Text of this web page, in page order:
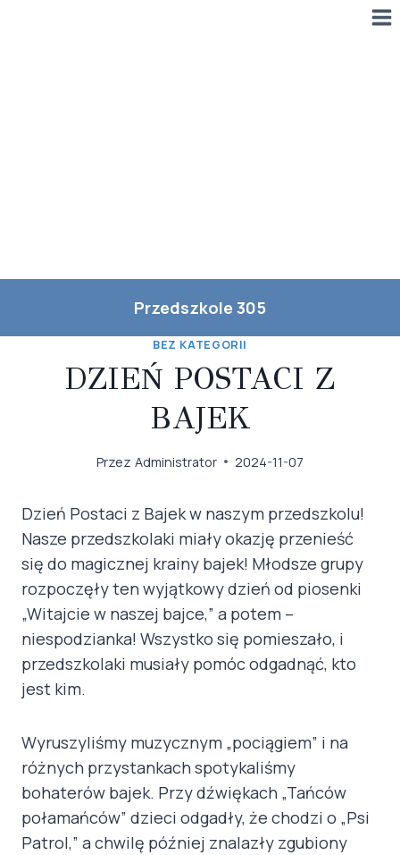
Przedszkole 305
BEZ KATEGORII
DZIEŃ POSTACI Z
BAJEK
Przez Administrator 2024-11-07
Dzień Postaci z Bajek w naszym przedszkolu!
Nasze przedszkolaki miały okazję przenieść
się do magicznej krainy bajek! Młodsze grupy
rozpoczęły ten wyjątkowy dzień od piosenki
„Witajcie w naszej bajce,” a potem –
niespodzianka! Wszystko się pomieszało, i
przedszkolaki musiały pomóc odgadnąć, kto
jest kim.
Wyruszyliśmy muzycznym „pociągiem” i na
różnych przystankach spotykaliśmy
bohaterów bajek. Przy dźwiękach „Tańców
połamańców” dzieci odgadły, że chodzi o „Psi
Patrol,” a chwilę później znalazły zgubiony